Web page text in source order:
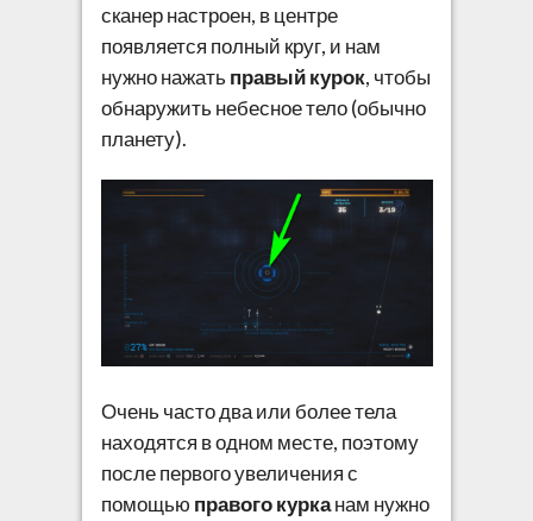
сканер настроен, в центре
появляется полный круг, и нам
нужно нажать правый курок, чтобы
обнаружить небесное тело (обычно
планету).
Очень часто два или более тела
находятся в одном месте, поэтому
после первого увеличения с
помощью правого курканам нужно